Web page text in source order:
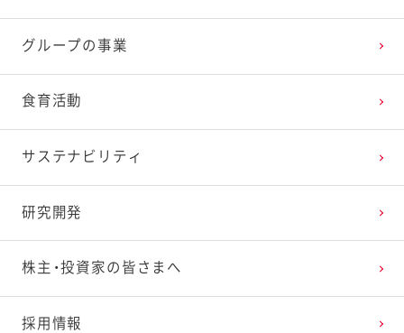
2025年3月
2025年2月
2025年1月
2024年4月
2024年3月
2024年2月
2023年5月
2023年4月
2023年3月
2022年6月
2022年5月
2022年4月
2021年7月
2021年6月
2021年5月
2020年8月
2020年7月
2020年6月
2019年9月
2019年8月
2019年7月
グループの事業
食育活動
サステナビリティ
研究開発
株主・投資家の皆さまへ
採用情報